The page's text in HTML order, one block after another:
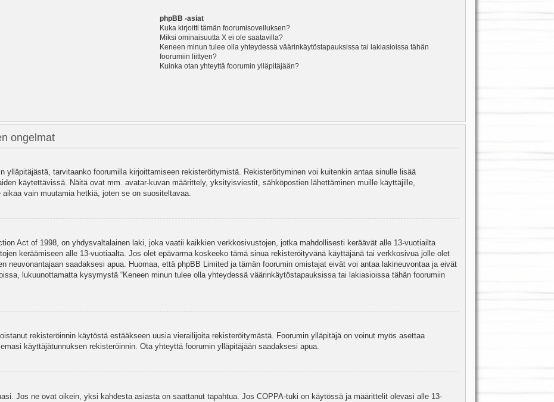
phpBB -asiat
Kuka kirjoitti tämän foorumisovelluksen?
Miksi ominaisuutta X ei ole saatavilla?
Keneen minun tulee olla yhteydessä väärinkäytöstapauksissa tai lakiasioissa tähän
foorumiin liittyen?
Kuinka otan yhteyttä foorumin ylläpitäjään?
ongelmat
ylläpitäjästä, tarvitaanko foorumilla kirjoittamiseen rekisteröitymistä. Rekisteröityminen voi kuitenkin antaa sinulle lisää
käytettävissä. Näitä ovat mm. avatar-kuvan määrittely, yksityisviestit, sähköpostien lähettäminen muille käyttäjille,
vain muutamia hetkiä, joten se on suositeltavaa.
Act of 1998, on yhdysvaltalainen laki, joka vaatii kaikkien verkkosivustojen, jotka mahdollisesti keräävät alle 13-vuotiailta
keräämiseen alle 13-vuotiaalta. Jos olet epävarma koskeeko tämä sinua rekisteröityvänä käyttäjänä tai verkkosivua jolle olet
neuvonantajaan saadaksesi apua. Huomaa, että phpBB Limited ja tämän foorumin omistajat eivät voi antaa lakineuvontaa ja eivät
lukuunottamatta kysymystä “Keneen minun tulee olla yhteydessä väärinkäytöstapauksissa tai lakiasioissa tähän foorumiin
rekisteröinnin käytöstä estääkseen uusia vierailijoita rekisteröitymästä. Foorumin ylläpitäjä on voinut myös asettaa
käyttäjätunnuksen rekisteröinnin. Ota yhteyttä foorumin ylläpitäjään saadaksesi apua.
Jos ne ovat oikein, yksi kahdesta asiasta on saattanut tapahtua. Jos COPPA-tuki on käytössä ja määrittelit olevasi alle 13-